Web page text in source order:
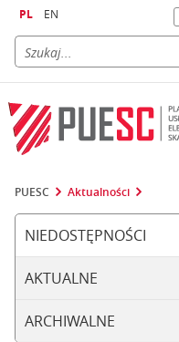
PL EN
PUESC Aktualności
NIEDOSTĘPNOŚCI
AKTUALNE
ARCHIWALNE